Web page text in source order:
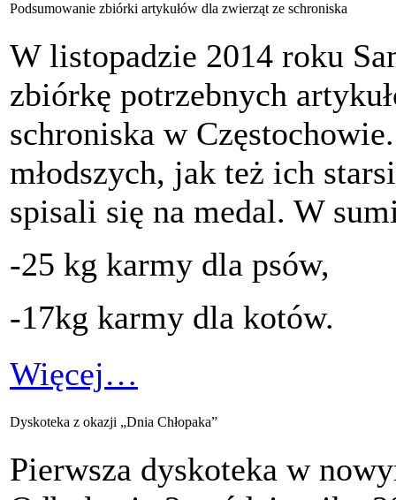
Podsumowanie zbiórki artykułów dla zwierząt ze schroniska
W listopadzie 2014 roku
zbiórkę potrzebnych
schroniska w
młodszych, jak też ich
spisali się na medal. W
-25 kg karmy dla psów,
-17kg karmy dla kotów.
Więcej…
Dyskoteka z okazji „Dnia Chłopaka”
Pierwsza dyskoteka w